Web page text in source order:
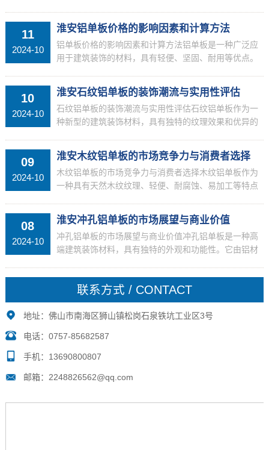
外墙铝单板的装饰原则与设计趋势，希望能为您提供相
关知识和...
11
2024-10
淮安铝单板价格的影响因素和计算方法
铝单板价格的影响因素和计算方法铝单板是一种广泛应
用于建筑装饰的材料，具有轻便、坚固、耐用等优点。
铝单板价格的影响因素和计算方法，帮助读者更好地了
解铝单板...
10
2024-10
淮安石纹铝单板的装饰潮流与实用性评估
石纹铝单板的装饰潮流与实用性评估石纹铝单板作为一
种新型的建筑装饰材料，具有独特的纹理效果和优异的
用性评估，以便读者更全面地了解这一材料的特点和应
用。1....
09
2024-10
淮安木纹铝单板的市场竞争力与消费者选择
木纹铝单板的市场竞争力与消费者选择木纹铝单板作为
一种具有天然木纹纹理、轻便、耐腐蚀、易加工等特点
特的外观和的性能，使其在市场上具备较强的竞争力，
并受到消...
08
2024-10
淮安冲孔铝单板的市场展望与商业价值
冲孔铝单板的市场展望与商业价值冲孔铝单板是一种高
端建筑装饰材料，具有独特的外观和功能性。它由铝材
洞。在过去的几年中，冲孔铝单板逐渐受到建筑设计师
和装饰商的...
联系方式 / CONTACT
地址：佛山市南海区狮山镇松岗石泉铁坑工业区3号
电话：0757-85682587
手机：13690800807
邮箱：2248826562@qq.com